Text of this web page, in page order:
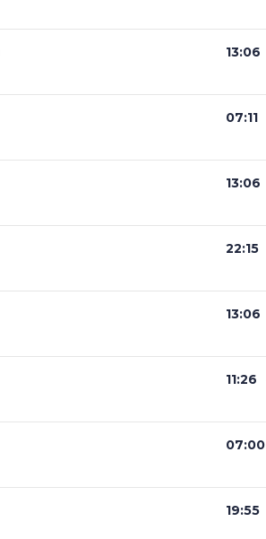
13:06
07:11
13:06
22:15
13:06
11:26
07:00
19:55